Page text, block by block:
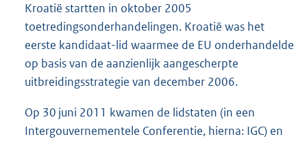
Kroatië startten in oktober 2005
toetredingsonderhandelingen. Kroatië was het
eerste kandidaat-lid waarmee de EU onderhandelde
op basis van de aanzienlijk aangescherpte
uitbreidingsstrategie van december 2006.
Op 30 juni 2011 kwamen de lidstaten (in een
Intergouvernementele Conferentie, hierna: IGC) en